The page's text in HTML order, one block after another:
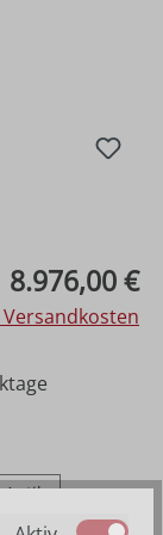
8.976,00 €
Versandkosten
Antik